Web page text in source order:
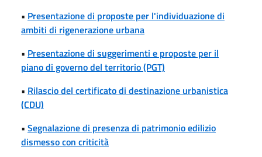
• Presentazione di proposte per l'individuazione di
ambiti di rigenerazione urbana
• Presentazione di suggerimenti e proposte per il
piano di governo del territorio (PGT)
• Rilascio del certificato di destinazione urbanistica
(CDU)
• Segnalazione di presenza di patrimonio edilizio
dismesso con criticità